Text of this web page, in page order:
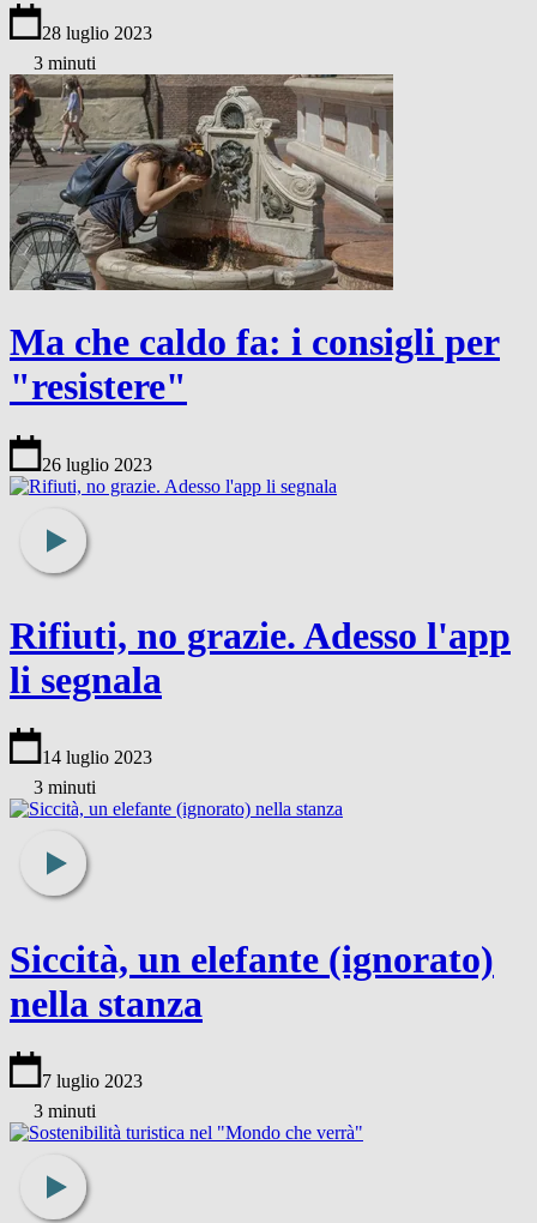
28 luglio 2023
3 minuti
Ma che caldo fa: i consigli per
"resistere"
26 luglio 2023
Rifiuti, no grazie. Adesso l'app
li segnala
14 luglio 2023
3 minuti
Siccità, un elefante (ignorato)
nella stanza
7 luglio 2023
3 minuti